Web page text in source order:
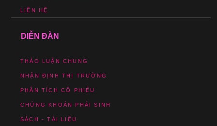
LIÊN HỆ
DIỄN ĐÀN
THẢO LUẬN CHUNG
NHẬN ĐỊNH THỊ TRƯỜNG
PHÂN TÍCH CỔ PHIẾU
CHỨNG KHOÁN PHÁI SINH
SÁCH - TÀI LIỆU